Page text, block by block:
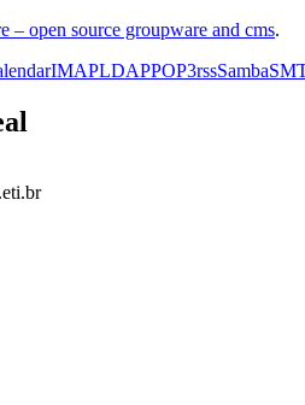
– open source groupware and cms.
IMAPLDAPPOP3rssSamba